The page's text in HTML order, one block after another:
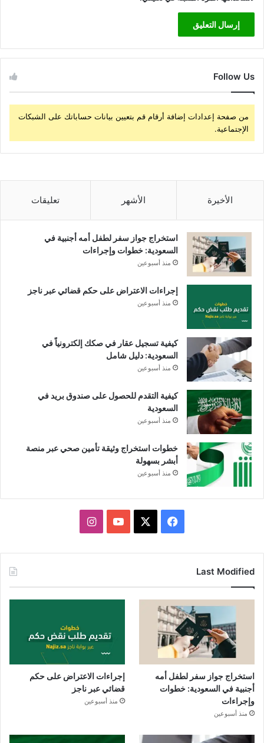
Follow Us
من صفحة إعدادات إضافة أرقام قم بتعيين بيانات حساباتك على الشبكات
الإجتماعية.
الأخيرة الأشهر تعليقات
استخراج جواز سفر لطفل أمه أجنبية في
السعودية: خطوات وإجراءات
منذ أسبوعين
إجراءات الاعتراض على حكم قضائي عبر ناجز
منذ أسبوعين
كيفية تسجيل عقار في صكك إلكترونياً في
السعودية: دليل شامل
منذ أسبوعين
كيفية التقدم للحصول على صندوق بريد في
السعودية
منذ أسبوعين
خطوات استخراج وثيقة تأمين صحي عبر منصة
أبشر بسهولة
منذ أسبوعين
فيسبوك يوتيوبانستقرام
Last Modified
استخراج جواز سفر لطفل أمه
أجنبية في السعودية: خطوات
وإجراءات
منذ أسبوعين
إجراءات الاعتراض على حكم
قضائي عبر ناجز
منذ أسبوعين